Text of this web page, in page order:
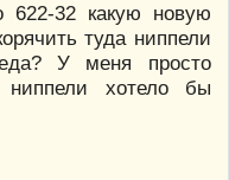
622-32 какую новую
туда ниппели
У меня просто
хотело бы